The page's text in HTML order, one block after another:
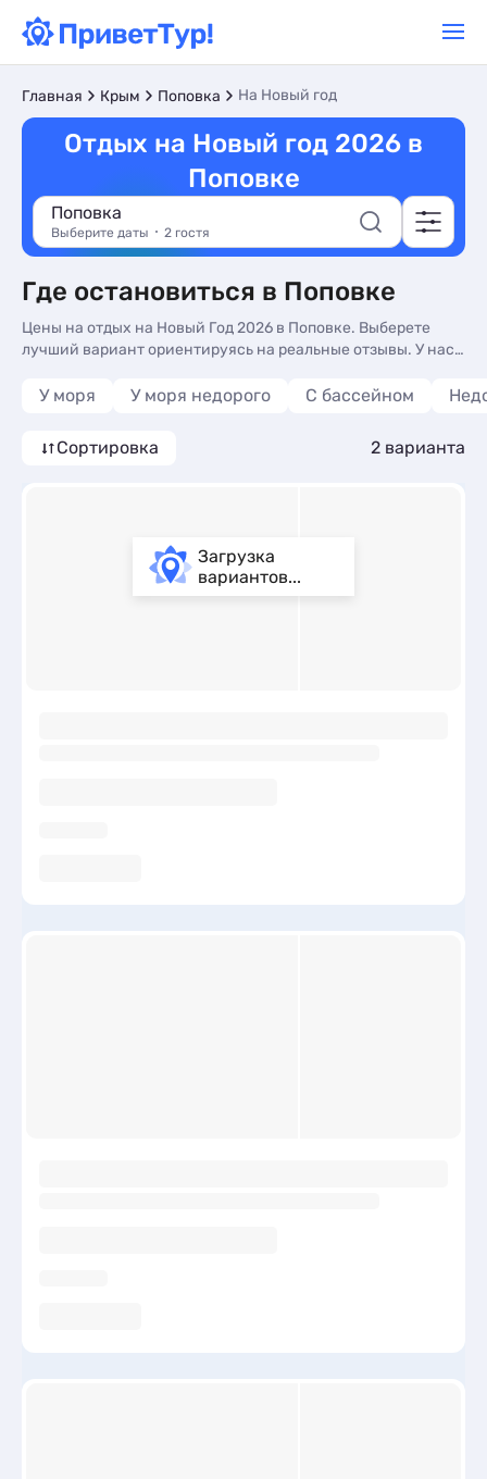
Главная Крым Поповка На Новый год
Отдых на Новый год 2026 в
Поповке
Поповка
Выберите даты 2 гостя
Где остановиться в Поповке
Цены на отдых на Новый Год 2026 в Поповке. Выберете
лучший вариант ориентируясь на реальные отзывы. У нас
У моря У моря недорого С бассейном
Сортировка 2 варианта
Загрузка
вариантов...